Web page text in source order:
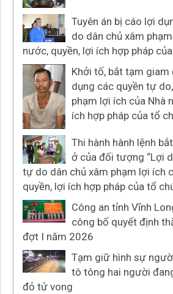
Tuyên án bị cáo lợi
do dân chủ xâm
nước, quyền, lợi ích hợp pháp
Khởi tố, bắt tạm
dụng các quyền tự
phạm lợi ích của Nhà
ích hợp pháp của tổ
Thi hành hành lệnh
ở của đối tượng “Lợi
tự do dân chủ xâm phạm lợi ích
quyền, lợi ích hợp pháp của tổ
Công an tỉnh Vĩnh
công bố quyết định
đợt I năm 2026
Tạm giữ hình sự
tô tông hai người
đỏ tử vong